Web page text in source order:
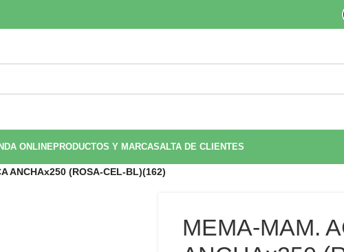
ONLINEPRODUCTOS Y MARCASALTA DE CLIENTES
ANCHAx250 (ROSA-CEL-BL)(162)
MEMA-MAM.